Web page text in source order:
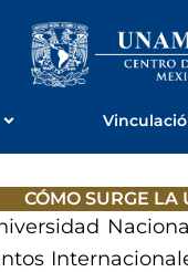
CÓMO SURGE LA